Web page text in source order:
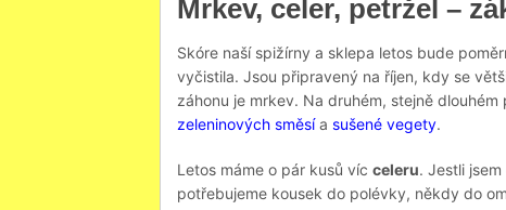
Mrkev, celer, petržel –
Skóre naší spižírny a sklepa letos bude
vyčistila. Jsou připravený na říjen, kdy se
záhonu je mrkev. Na druhém, stejně
zeleninových směsía sušené vegety.
Letos máme o pár kusů víc celeru. Jestli
potřebujeme kousek do polévky, někdy do